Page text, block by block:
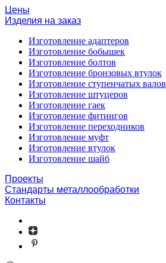
Цены
Изделия на заказ
Изготовление адаптеров
Изготовление бобышек
Изготовление болтов
Изготовление бронзовых втулок
Изготовление ступенчатых валов
Изготовление штуцеров
Изготовление гаек
Изготовление фитингов
Изготовление переходников
Изготовление муфт
Изготовление втулок
Изготовление шайб
Проекты
Стандарты металлообработки
Контакты